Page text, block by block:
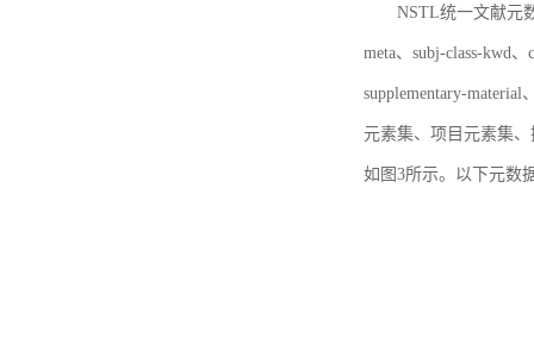
NSTL统一文献元
meta、subj-class-kwd
supplementary-
元素集、项目元素集
如图3所示。以下元数